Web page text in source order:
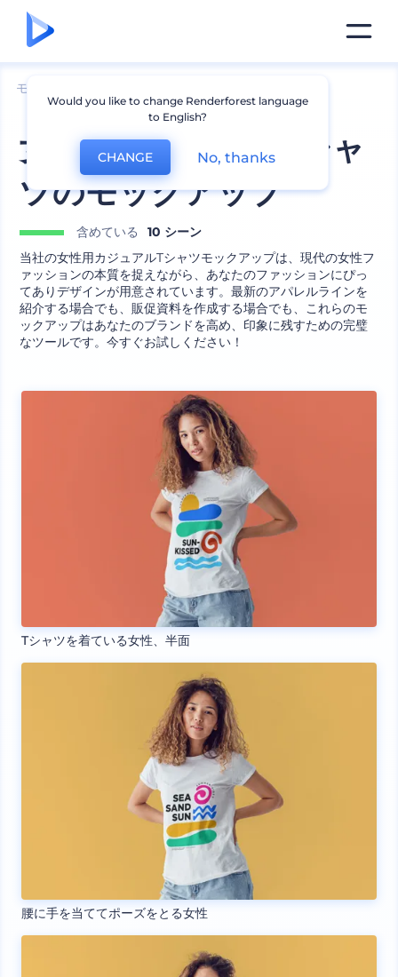
モックアップ
女性用カジュアルTシャ
ツのモックアップ
含めている
10 シーン
当社の女性用カジュアルTシャツモックアップは、現代の女性フ
ァッションの本質を捉えながら、あなたのファッションにぴっ
てありデザインが用意されています。最新のアパレルラインを
紹介する場合でも、販促資料を作成する場合でも、これらのモ
ックアップはあなたのブランドを高め、印象に残すための完璧
なツールです。今すぐお試しください！
Tシャツを着ている女性、半面
腰に手を当ててポーズをとる女性
Would you like to change Renderforest language
to English?
CHANGE No, thanks